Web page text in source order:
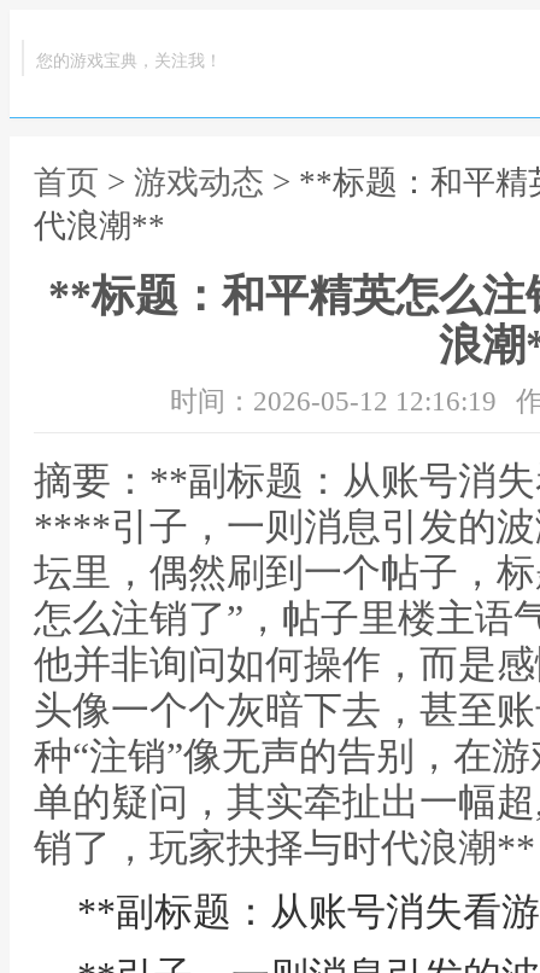
您的游戏宝典，关注我！
首页 > 游戏动态 > **标题：和平精
代浪潮**
**标题：和平精英怎么
浪
时间：2026-05-12 12:16:19
摘要：**副标题：从账号消
****引子，一则消息引发的
坛里，偶然刷到一个帖子，
怎么注销了”，帖子里楼主语
他并非询问如何操作，而是
头像一个个灰暗下去，甚至
种“注销”像无声的告别，在
单的疑问，其实牵扯出一幅
销了，玩家抉择与时代浪潮**
**副标题：从账号消失看